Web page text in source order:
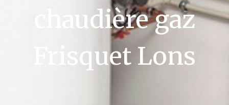
chaudière gaz
Frisquet Lons